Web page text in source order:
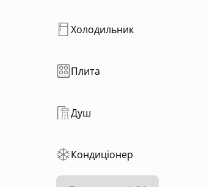
Холодильник
Плита
Душ
Кондиціонер